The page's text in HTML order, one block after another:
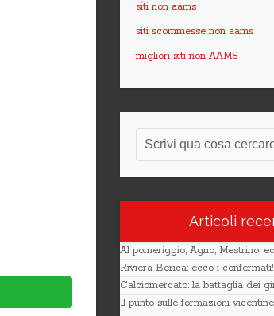
siti non aams
siti scommesse non aams
migliori siti non AAMS
Articoli
Al pomeriggio, Agno, Mestrino,
Riviera Berica: ecco i confermati!
Calciomercato: la battaglia dei
Il punto sulle formazioni